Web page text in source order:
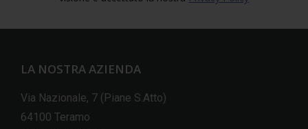
LA NOSTRA AZIENDA
Via Nazionale, 7 (Piane S.Atto)
64100 Teramo